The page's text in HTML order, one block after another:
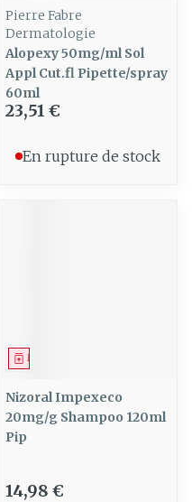
Pierre Fabre
Dermatologie
Alopexy 50mg/ml Sol
Appl Cut.fl Pipette/spray
60ml
23,51 €
En rupture de stock
Médicament
Nizoral Impexeco
20mg/g Shampoo 120ml
Pip
14,98 €